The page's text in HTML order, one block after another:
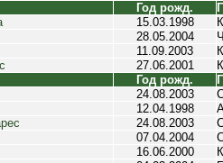
Год рожд.
15.03.1998
28.05.2004
11.09.2003
27.06.2001
Год рожд.
24.08.2003
12.04.1998
24.08.2003
07.04.2004
16.06.2000